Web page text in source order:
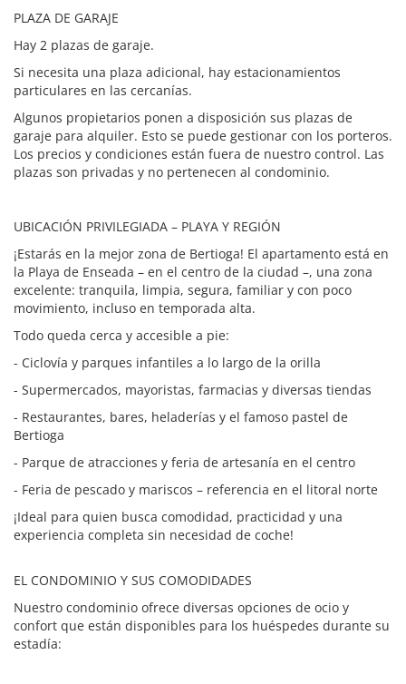
PLAZA DE GARAJE
Hay 2 plazas de garaje.
Si necesita una plaza adicional, hay estacionamientos
particulares en las cercanías.
Algunos propietarios ponen a disposición sus plazas de
garaje para alquiler. Esto se puede gestionar con los porteros.
Los precios y condiciones están fuera de nuestro control. Las
plazas son privadas y no pertenecen al condominio.
UBICACIÓN PRIVILEGIADA – PLAYA Y REGIÓN
¡Estarás en la mejor zona de Bertioga! El apartamento está en
la Playa de Enseada – en el centro de la ciudad –, una zona
excelente: tranquila, limpia, segura, familiar y con poco
movimiento, incluso en temporada alta.
Todo queda cerca y accesible a pie:
- Ciclovía y parques infantiles a lo largo de la orilla
- Supermercados, mayoristas, farmacias y diversas tiendas
- Restaurantes, bares, heladerías y el famoso pastel de
Bertioga
- Parque de atracciones y feria de artesanía en el centro
- Feria de pescado y mariscos – referencia en el litoral norte
¡Ideal para quien busca comodidad, practicidad y una
experiencia completa sin necesidad de coche!
EL CONDOMINIO Y SUS COMODIDADES
Nuestro condominio ofrece diversas opciones de ocio y
confort que están disponibles para los huéspedes durante su
estadía: